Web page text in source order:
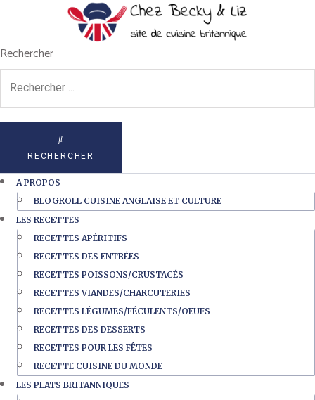
Rechercher
RECHERCHER
A PROPOS
BLOGROLL CUISINE ANGLAISE ET CULTURE
LES RECETTES
RECETTES APÉRITIFS
RECETTES DES ENTRÉES
RECETTES POISSONS/CRUSTACÉS
RECETTES VIANDES/CHARCUTERIES
RECETTES LÉGUMES/FÉCULENTS/OEUFS
RECETTES DES DESSERTS
RECETTES POUR LES FÊTES
RECETTE CUISINE DU MONDE
LES PLATS BRITANNIQUES